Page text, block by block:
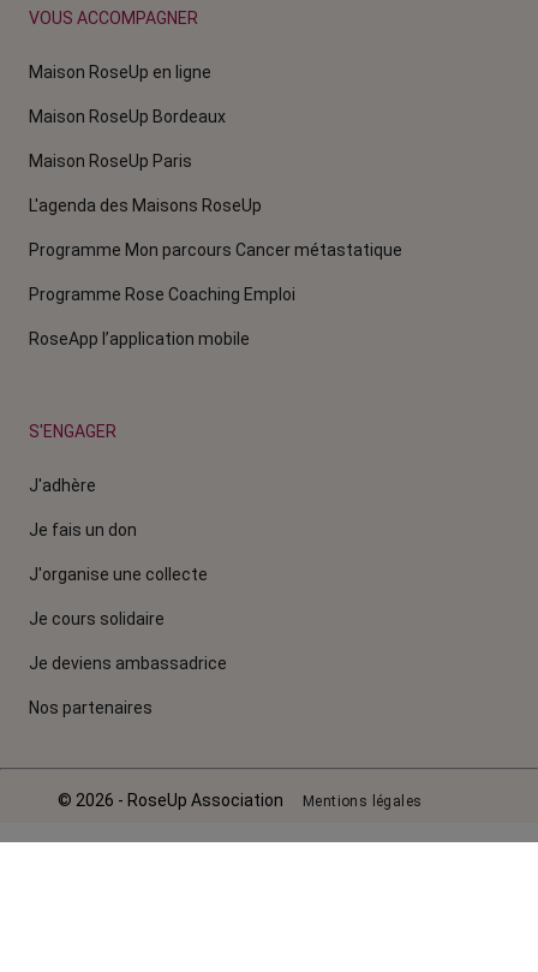
VOUS ACCOMPAGNER
Maison RoseUp en ligne
Maison RoseUp Bordeaux
Maison RoseUp Paris
L'agenda des Maisons RoseUp
Programme Mon parcours Cancer métastatique
Programme Rose Coaching Emploi
RoseApp l’application mobile
S'ENGAGER
J'adhère
Je fais un don
J'organise une collecte
Je cours solidaire
Je deviens ambassadrice
Nos partenaires
© 2026 - RoseUp Association Mentions légales